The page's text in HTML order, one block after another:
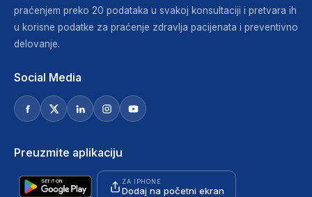
praćenjem preko 20 podataka u svakoj konsultaciji i pretvara ih
u korisne podatke za praćenje zdravlja pacijenata i preventivno
delovanje.
Social Media
Preuzmite aplikaciju
ZA IPHONE
Dodaj na početni ekran